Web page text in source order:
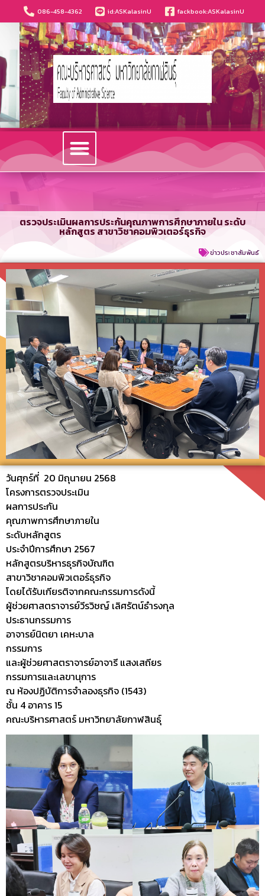
086-458-4362 id:ASKalasinU fackbook:ASKalasinU
ตรวจประเมินผลการประกันคุณภาพการศึกษาภายใน ระดับ
หลักสูตร สาขาวิชาคอมพิวเตอร์ธุรกิจ
ข่าวประชาสัมพันธ์
วันศุกร์ที่ 20 มิถุนายน 2568
โครงการตรวจประเมิน
ผลการประกัน
คุณภาพการศึกษาภายใน
ระดับหลักสูตร
ประจำปีการศึกษา 2567
หลักสูตรบริหารธุรกิจบัณฑิต
สาขาวิชาคอมพิวเตอร์ธุรกิจ
โดยได้รับเกียรติจากคณะกรรมการดังนี้
ผู้ช่วยศาสตราจารย์วีรวิชญ์ เลิศรัตน์ธำรงกุล
ประธานกรรมการ
อาจารย์นิตยา เคหะบาล
กรรมการ
และผู้ช่วยศาสตราจารย์อาจารี แสงเสถียร
กรรมการและเลขานุการ
ณ ห้องปฏิบัติการจำลองธุรกิจ (1543)
ชั้น 4 อาคาร 15
คณะบริหารศาสตร์ มหาวิทยาลัยกาฬสินธุ์